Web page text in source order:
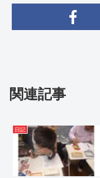
関連記事
日記